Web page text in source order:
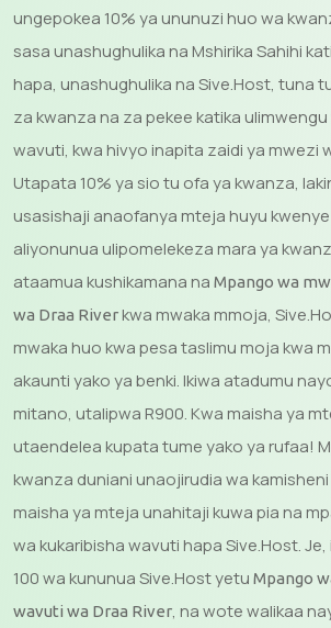
ungepokea 10% ya ununuzi huo wa
sasa unashughulika na Mshirika Sahihi
hapa, unashughulika na Sive.Host, tuna
za kwanza na za pekee katika
wavuti, kwa hivyo inapita zaidi ya mwezi
Utapata 10% ya sio tu ofa ya kwanza,
usasishaji anaofanya mteja huyu
aliyonunua ulipomelekeza mara ya
ataamua kushikamana na Mpango wa
wa Draa Riverkwa mwaka mmoja,
mwaka huo kwa pesa taslimu moja kwa
akaunti yako ya benki. Ikiwa atadumu
mitano, utalipwa R900. Kwa maisha ya
utaendelea kupata tume yako ya rufaa!
kwanza duniani unaojirudia wa
maisha ya mteja unahitaji kuwa pia na
wa kukaribisha wavuti hapa Sive.Host.
100 wa kununua Sive.Host yetu Mpango
wavuti wa Draa River, na wote walikaa